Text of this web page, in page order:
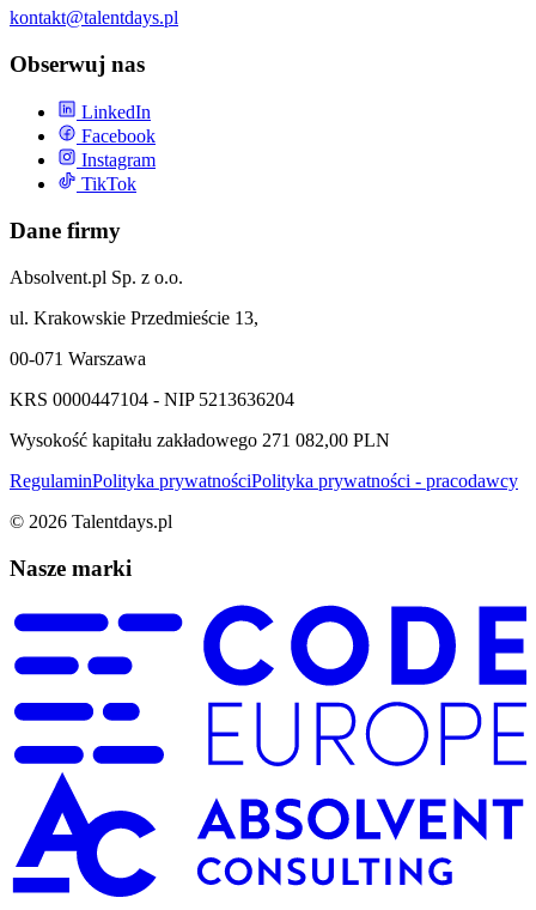
kontakt@talentdays.pl
Obserwuj nas
LinkedIn
Facebook
Instagram
TikTok
Dane firmy
Absolvent.pl Sp. z o.o.
ul. Krakowskie Przedmieście 13,
00-071 Warszawa
KRS 0000447104 - NIP 5213636204
Wysokość kapitału zakładowego 271 082,00 PLN
RegulaminPolityka prywatnościPolityka prywatności - pracodawcy
© 2026 Talentdays.pl
Nasze marki